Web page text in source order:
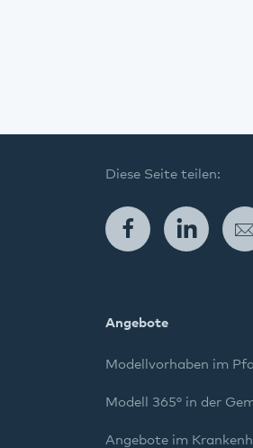
Diese Seite teilen:
Facebook
Angebote
Modellvorhaben im
Modell 365° in der
Angebote im